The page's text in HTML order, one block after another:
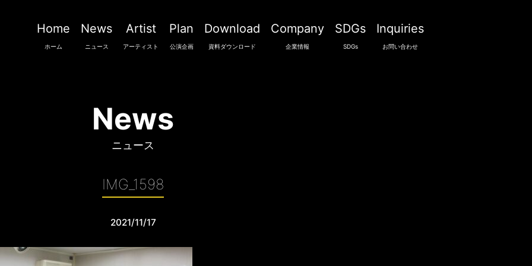
Home
ホーム
News
ニュース
Artist
アーティスト
Plan
公演企画
Download
資料ダウンロード
Company
企業情報
SDGs
SDGs
Inquiries
お問い合わせ
News
ニュース
IMG_1598
2021/11/17